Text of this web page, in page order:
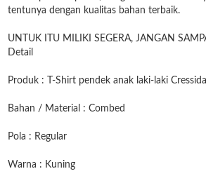
tentunya dengan kualitas bahan terbaik.
UNTUK ITU MILIKI SEGERA, JANGAN
Detail
Produk : T-Shirt pendek anak laki-laki
Bahan / Material : Combed
Pola : Regular
Warna : Kuning